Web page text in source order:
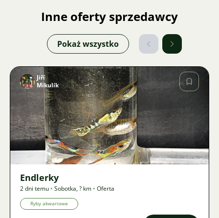
Inne oferty sprzedawcy
Pokaż wszystko
Zdjęcie
Jiří
Mikulík
72
Endlerky
2 dni temu • Sobotka,? km • Oferta
Ryby akwariowe